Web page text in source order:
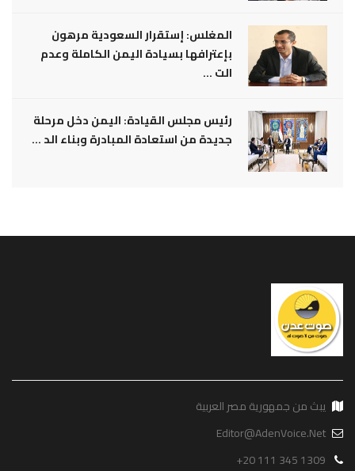
المغلس: إستقرار السعودية مرهون
بإعترافها بسيادة اليمن الكاملة وعدم
الت ...
رئيس مجلس القيادة: اليمن دخل مرحلة
جديدة من استعادة المبادرة وبناء الد ...
يبث من جمهورية مصر العربية
Editor@AdenVoice.Net
+20 111 345 1309